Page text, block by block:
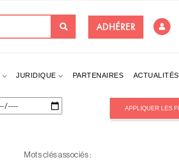
ADHÉRER
JURIDIQUE PARTENAIRES ACTUALITÉS
Mots clés associés :